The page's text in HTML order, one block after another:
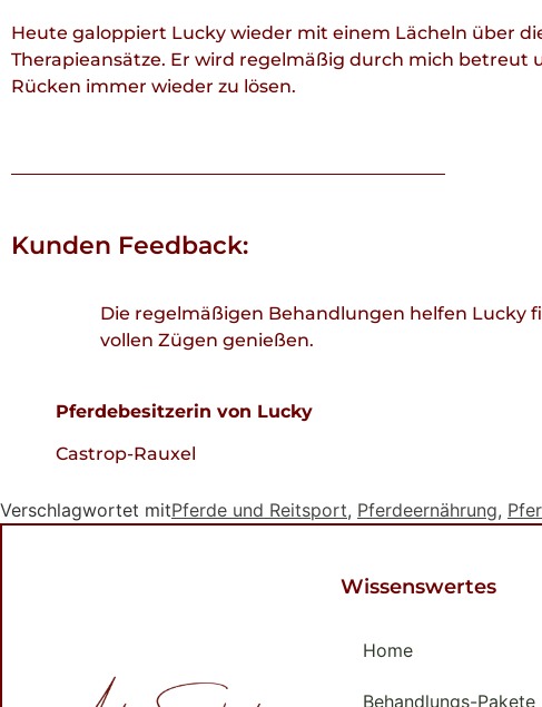
Heute galoppiert Lucky wieder mit einem Lächeln über
Therapieansätze. Er wird regelmäßig durch mich
Rücken immer wieder zu lösen.
Kunden Feedback:
Die regelmäßigen Behandlungen helfen Lucky
vollen Zügen genießen.
Pferdebesitzerin von Lucky
Castrop-Rauxel
Verschlagwortet mitPferde und Reitsport, Pferdeernährung,
Wissenswertes
Home
Behandlungs-Pakete